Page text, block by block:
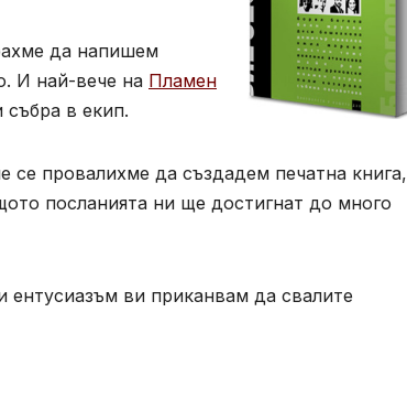
да напишем
И най-вече на Пламен
в екип.
провалихме да създадем печатна книга,
посланията ни ще достигнат до много
ентусиазъм ви приканвам да свалите